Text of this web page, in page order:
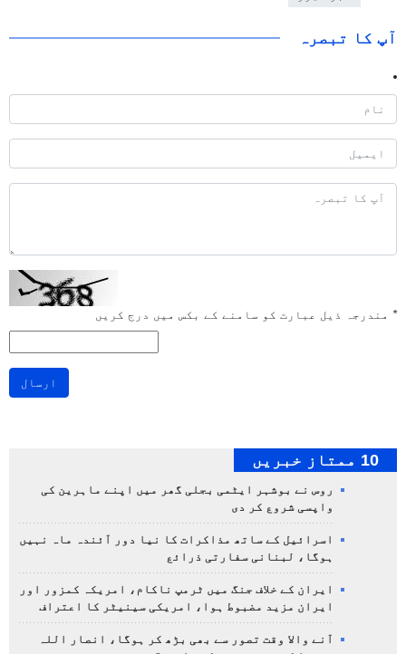
آپ کا تبصرہ
* مندرجہ ذیل عبارت کو سامنے کے بکس میں درج کریں
ارسال
10 ممتاز خبریں
روس نے بوشہر ایٹمی بجلی گھر میں اپنے ماہرین کی
واپسی شروع کر دی
اسرائیل کے ساتھ مذاکرات کا نیا دور آئندہ ماہ نہیں
ہوگا، لبنانی سفارتی ذرائع
ایران کے خلاف جنگ میں ٹرمپ ناکام، امریکہ کمزور اور
ایران مزید مضبوط ہوا، امریکی سینیٹر کا اعتراف
آنے والا وقت تصور سے بھی بڑھ کر ہوگا، انصار اللہ